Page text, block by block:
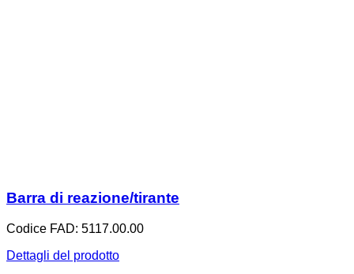
Barra di reazione/tirante
Codice FAD: 5117.00.00
Dettagli del prodotto